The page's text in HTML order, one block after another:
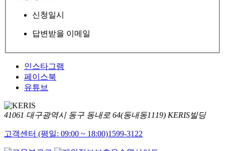
신청일시
답변받을 이메일
인스타그램
페이스북
유튜브
41061 대구광역시 동구 동내로 64(동내동1119) KERIS빌딩
고객센터 (평일: 09:00 ~ 18:00)1599-3122